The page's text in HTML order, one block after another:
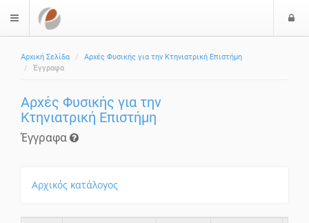
$langMenu
Αρχική Σελίδα
Αρχές Φυσικής για την Κτηνιατρική Επιστήμη
Έγγραφα
Αρχές Φυσικής για την
Κτηνιατρική Επιστήμη
Έγγραφα
Αρχικός κατάλογος